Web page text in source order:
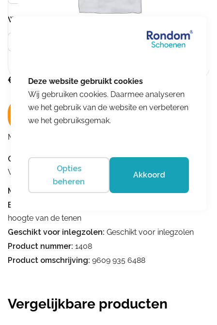
Wijdtemaat
€ 199,95
Merk:
Omschrijving
Wijdtemaat:H
Merk: Durea
Buigpunt ter hoogte van de tenen:
hoogte van de tenen
Geschikt voor inlegzolen: Geschikt voor inlegzolen
Product nummer: 1408
Product omschrijving: 9609 935 6488
Vergelijkbare producten
Wij gebruiken cookies. Daarmee analyseren
we het gebruik van de website en verbeteren
we het gebruiksgemak.
Opties
beheren
Akkoord